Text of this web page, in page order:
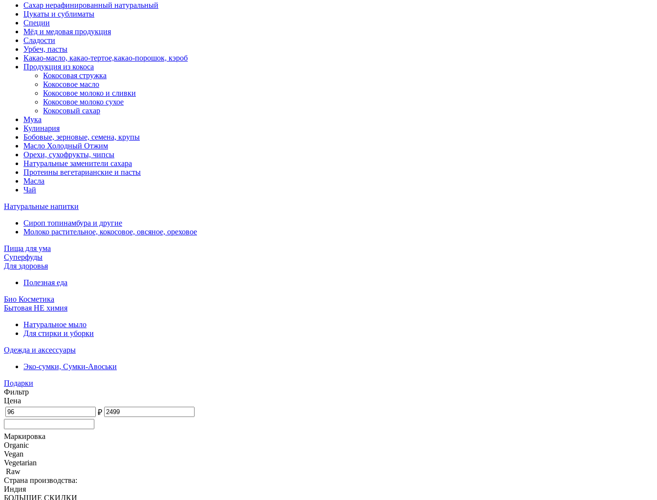
Сахар нерафинированный натуральный
Цукаты и сублиматы
Специи
Мёд и медовая продукция
Сладости
Урбеч, пасты
Какао-масло, какао-тертое,какао-порошок, кэроб
Продукция из кокоса
Кокосовая стружка
Кокосовое масло
Кокосовое молоко и сливки
Кокосовое молоко сухое
Кокосовый сахар
Мука
Кулинария
Бобовые, зерновые, семена, крупы
Масло Холодный Отжим
Орехи, сухофрукты, чипсы
Натуральные заменители сахара
Протеины вегетарианские и пасты
Масла
Чай
Натуральные напитки
Сироп топинамбура и другие
Молоко растительное, кокосовое, овсяное, ореховое
Пища для ума
Суперфуды
Для здоровья
Полезная еда
Био Косметика
Бытовая НЕ химия
Натуральное мыло
Для стирки и уборки
Одежда и аксессуары
Эко-сумки, Сумки-Авоськи
Подарки
Фильтр
Цена
₽
Маркировка
Organic
Vegan
Vegetarian
Raw
Страна производства:
Индия
БОЛЬШИЕ СКИДКИ